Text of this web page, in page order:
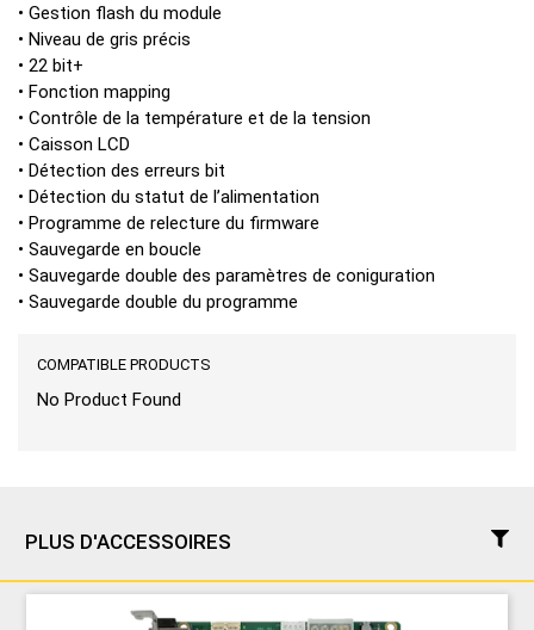
• Gestion flash du module
• Niveau de gris précis
• 22 bit+
• Fonction mapping
• Contrôle de la température et de la tension
• Caisson LCD
• Détection des erreurs bit
• Détection du statut de l’alimentation
• Programme de relecture du firmware
• Sauvegarde en boucle
• Sauvegarde double des paramètres de coniguration
• Sauvegarde double du programme
COMPATIBLE PRODUCTS
No Product Found
PLUS D'ACCESSOIRES